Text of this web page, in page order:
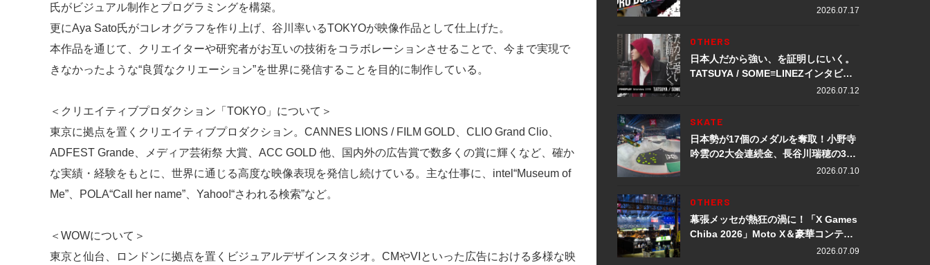
氏がビジュアル制作とプログラミングを構築。
更にAya Sato氏がコレオグラフを作り上げ、谷川率いるTOKYOが映像作品として仕上げた。
本作品を通じて、クリエイターや研究者がお互いの技術をコラボレーションさせることで、今まで実現で
きなかったような“良質なクリエーション”を世界に発信することを目的に制作している。
＜クリエイティブプロダクション「TOKYO」について＞
東京に拠点を置くクリエイティブプロダクション。CANNES LIONS / FILM GOLD、CLIO Grand Clio、
ADFEST Grande、メディア芸術祭 大賞、ACC GOLD 他、国内外の広告賞で数多くの賞に輝くなど、確か
な実績・経験をもとに、世界に通じる高度な映像表現を発信し続けている。主な仕事に、intel“Museum of
Me”、POLA“Call her name”、Yahoo!“さわれる検索”など。
＜WOWについて＞
東京と仙台、ロンドンに拠点を置くビジュアルデザインスタジオ。CMやVIといった広告における多様な映
レーサーへ転身。上田龍星が体現する
2026.07.17
OTHERS
日本人だから強い、を証明しにいく。
TATSUYA / SOME≡LINEZインタビュ
2026.07.12
SKATE
日本勢が17個のメダルを奪取！小野寺
吟雲の2大会連続金、長谷川瑞穂の3メ
ダル獲得など数々の快挙をプレイバッ
2026.07.10
OTHERS
幕張メッセが熱狂の渦に！「X Games
Chiba 2026」Moto X＆豪華コンテン
2026.07.09